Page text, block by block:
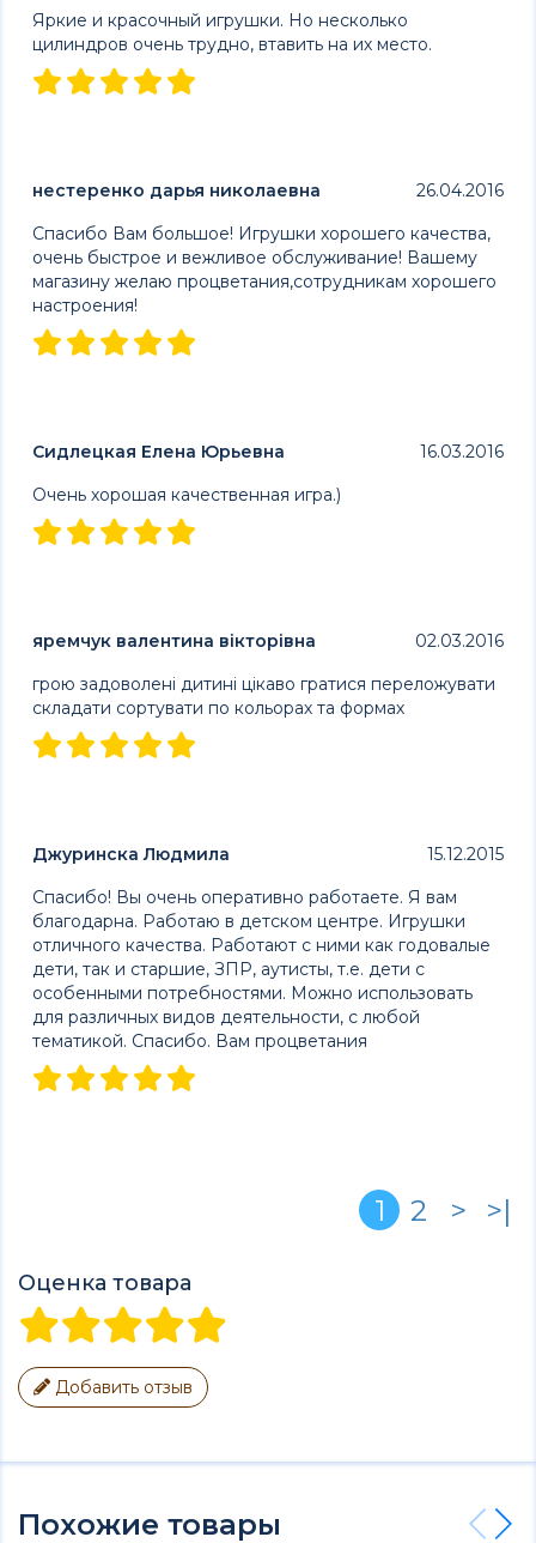
Яркие и красочный игрушки. Но несколько
цилиндров очень трудно, втавить на их место.
нестеренко дарья николаевна
26.04.2016
Спасибо Вам большое! Игрушки хорошего качества,
очень быстрое и вежливое обслуживание! Вашему
магазину желаю процветания,сотрудникам хорошего
настроения!
Сидлецкая Елена Юрьевна
16.03.2016
Очень хорошая качественная игра.)
яремчук валентина вікторівна
02.03.2016
грою задоволені дитині цікаво гратися переложувати
складати сортувати по кольорах та формах
Джуринска Людмила
15.12.2015
Спасибо! Вы очень оперативно работаете. Я вам
благодарна. Работаю в детском центре. Игрушки
отличного качества. Работают с ними как годовалые
дети, так и старшие, ЗПР, аутисты, т.е. дети с
особенными потребностями. Можно использовать
для различных видов деятельности, с любой
тематикой. Спасибо. Вам процветания
1 2 > >|
Оценка товара
Добавить отзыв
Похожие товары